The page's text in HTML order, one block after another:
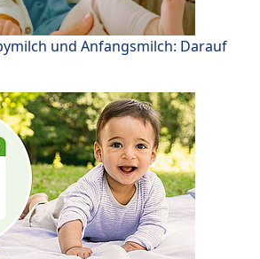
und Anfangsmilch: Darauf